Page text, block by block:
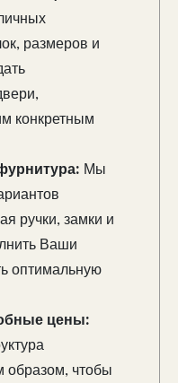
размеров и
конкретным
Мы
ручки, замки и
Ваши
оптимальную
цены:
образом, чтобы